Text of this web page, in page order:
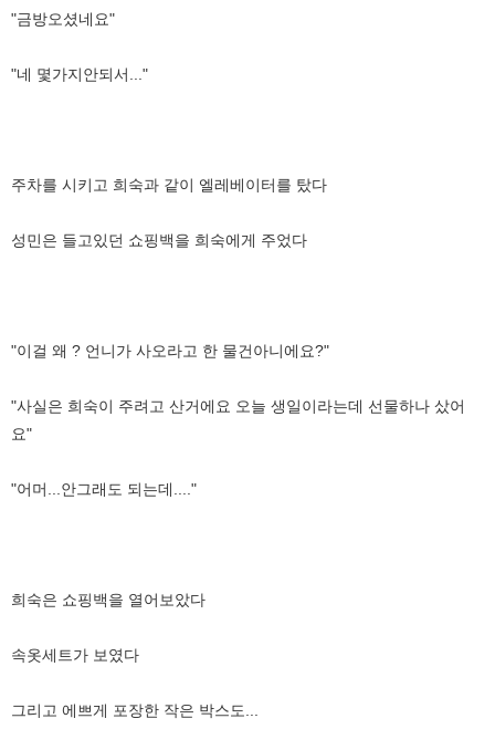
"금방오셨네요"
"네 몇가지안되서..."
주차를 시키고 희숙과 같이 엘레베이터를 탔다
성민은 들고있던 쇼핑백을 희숙에게 주었다
"이걸 왜 ? 언니가 사오라고 한 물건아니에요?"
"사실은 희숙이 주려고 산거에요 오늘 생일이라는데 선물하나 샀어
요"
"어머...안그래도 되는데...."
희숙은 쇼핑백을 열어보았다
속옷세트가 보였다
그리고 에쁘게 포장한 작은 박스도...